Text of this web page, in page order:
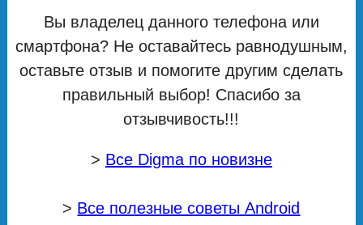
Вы владелец данного телефона или
смартфона? Не оставайтесь равнодушным,
оставьте отзыв и помогите другим сделать
правильный выбор! Спасибо за
отзывчивость!!!
> Все Digma по новизне
> Все полезные советы Android